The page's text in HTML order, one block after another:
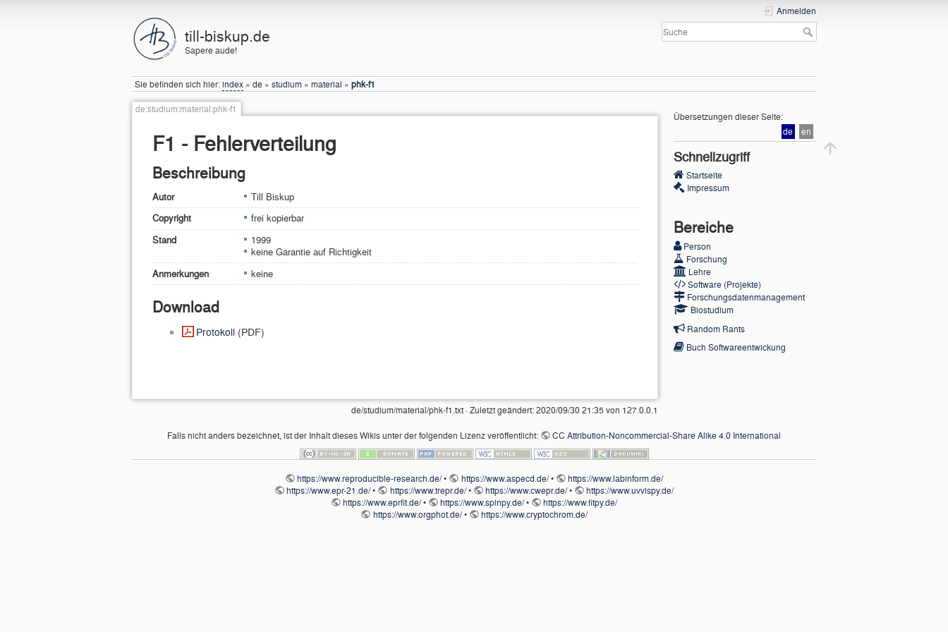
till-biskup.de
Sapere aude!
Anmelden
Sie befinden sich hier:index »de »studium »material »phk-f1
Übersetzungen dieser Seite:
de
en
Schnellzugriff
Startseite
Impressum
Bereiche
Person
Forschung
Lehre
Software (Projekte)
Forschungsdatenmanagement
Biostudium
Random Rants
Buch Softwareentwickung
de:studium:material:phk-f1
F1 - Fehlerverteilung
Beschreibung
Autor
Till Biskup
Copyright
frei kopierbar
Stand
1999
keine Garantie auf Richtigkeit
Anmerkungen
keine
Download
Protokoll(PDF)
de/studium/material/phk-f1.txt · Zuletzt geändert:2020/09/30 21:35 von 127.0.0.1
Falls nicht anders bezeichnet, ist der Inhalt dieses Wikis unter der folgenden Lizenz veröffentlicht: CC Attribution-Noncommercial-Share Alike 4.0 International
https://www.reproducible-research.de/• https://www.aspecd.de/•
https://www.labinform.de/
https://www.epr-21.de/• https://www.trepr.de/• https://www.cwepr.de/•
https://www.uvvispy.de/
https://www.eprfit.de/• https://www.spinpy.de/•
https://www.fitpy.de/
https://www.orgphot.de/• https://www.cryptochrom.de/